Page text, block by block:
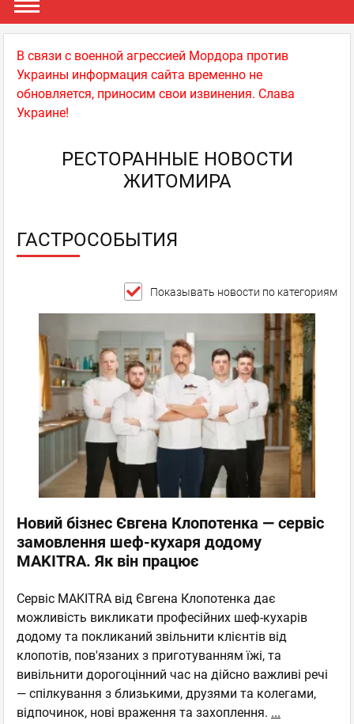
В связи с военной агрессией Мордора против
Украины информация сайта временно не
обновляется, приносим свои извинения. Слава
Украине!
РЕСТОРАННЫЕ НОВОСТИ
ЖИТОМИРА
ГАСТРОСОБЫТИЯ
Показывать новости по категориям
Новий бізнес Євгена Клопотенка — сервіс
замовлення шеф-кухаря додому
MAKITRA. Як він працює
Сервіс MAKITRA від Євгена Клопотенка дає
можливість викликати професійних шеф-кухарів
додому та покликаний звільнити клієнтів від
клопотів, пов'язаних з приготуванням їжі, та
вивільнити дорогоцінний час на дійсно важливі речі
— спілкування з близькими, друзями та колегами,
відпочинок, нові враження та захоплення. ...